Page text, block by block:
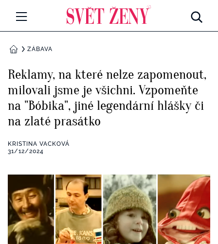
Všechny kategorie
Rozhovory
RETROHUBKY
PSYCHOLOGIE
Seberozvoj
ZDRAVÍ
Životní styl
Všechny kategorie
Testy a kvízy
BYDLENÍ
Všechny kategorie
Tvoření
BurdaMedia
Extra
DOMŮZÁBAVA
Reklamy, na které nelze zapomenout,
milovali jsme je všichni. Vzpomeňte
na "Bóbika", jiné legendární hlášky či
na zlaté prasátko
KRISTINA VACKOVÁ
31/12/2024